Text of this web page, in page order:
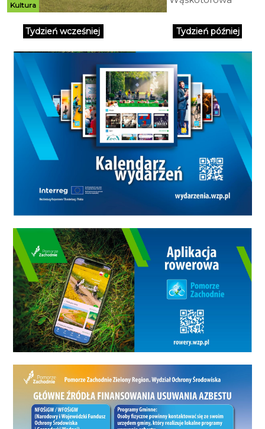
Kultura
zaprasza na Mikołajki. W
specjalnym pociągu do Rosnowa
będzie jechał święty Mikołaj, który
pasażerów.
Tydzień wcześniej Tydzień później